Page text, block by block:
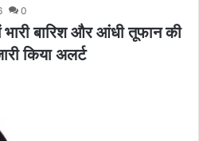
0
बारिश और आंधी तूफान की
किया अलर्ट